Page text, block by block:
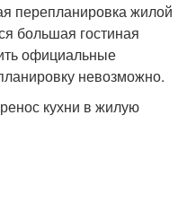
перепланировка жилой
большая гостиная
официальные
невозможно.
кухни в жилую